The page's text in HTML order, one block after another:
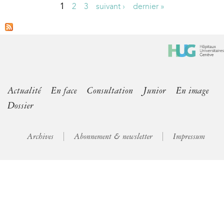
P
s
1 2 3 suivant › dernier »
Actualité En face Consultation Junior
En image
Dossier
Archives Abonnement & newsletter Impressum